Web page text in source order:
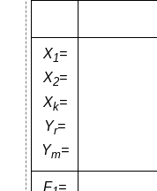
Х1=
Х2=
Хk=
Yr=
Ym=
F =